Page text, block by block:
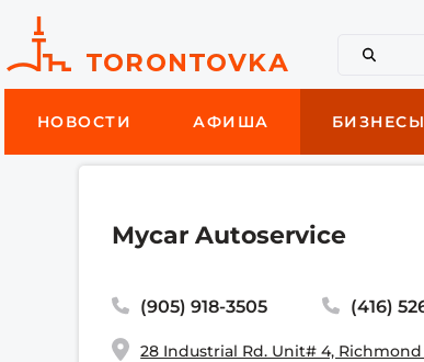
НОВОСТИ АФИША БИЗНЕСЫ
Mycar Autoservice
(905) 918-3505 (416)
28 Industrial Rd. Unit# 4, Richmond